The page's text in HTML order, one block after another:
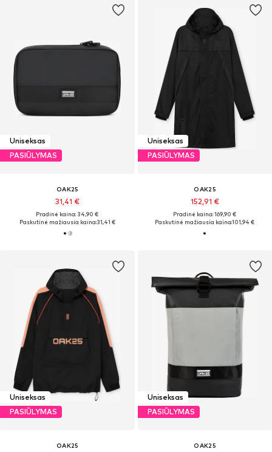
Uniseksas
PASIŪLYMAS
OAK25
31,41 €
Pradinė kaina: 34,90 €
Paskutinė mažiausia kaina:31,41 €
Uniseksas
PASIŪLYMAS
OAK25
152,91 €
Pradinė kaina: 169,90 €
Paskutinė mažiausia kaina:101,94 €
Uniseksas
PASIŪLYMAS
OAK25
Uniseksas
PASIŪLYMAS
OAK25